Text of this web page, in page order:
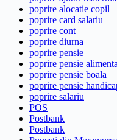
poprire alocatie copil
poprire card salariu
poprire cont
poprire diurna
poprire pensie
poprire pensie
poprire pensie boala
poprire pensie
poprire salariu
POS
Postbank
Postbank